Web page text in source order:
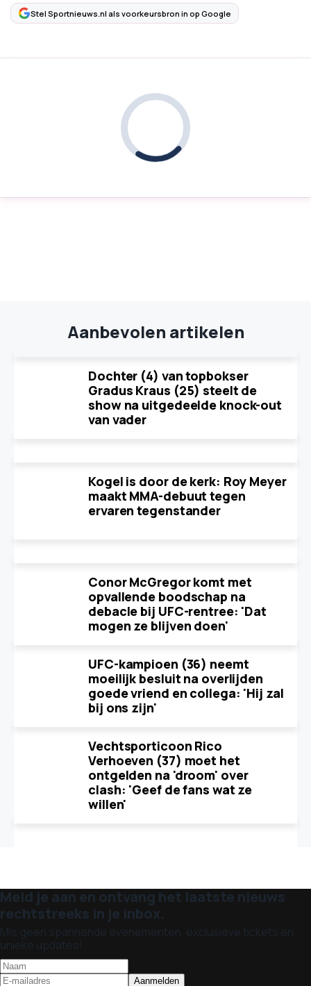
Stel Sportnieuws.nl als voorkeursbron in op Google
Aanbevolen artikelen
Dochter (4) van topbokser
Gradus Kraus (25) steelt de
show na uitgedeelde knock-out
van vader
Kogel is door de kerk: Roy Meyer
maakt MMA-debuut tegen
ervaren tegenstander
Conor McGregor komt met
opvallende boodschap na
debacle bij UFC-rentree: 'Dat
mogen ze blijven doen'
UFC-kampioen (36) neemt
moeilijk besluit na overlijden
goede vriend en collega: 'Hij zal
bij ons zijn'
Vechtsporticoon Rico
Verhoeven (37) moet het
ontgelden na 'droom' over
clash: 'Geef de fans wat ze
willen'
Meld je aan en ontvang het laatste nieuws
rechtstreeks in je inbox.
Mis geen spannende evenementen, exclusieve tickets en
unieke updates!